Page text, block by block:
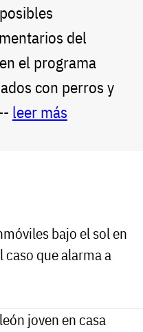
del
el programa
con perros y
leer más
bajo el sol en
caso que alarma a
joven en casa